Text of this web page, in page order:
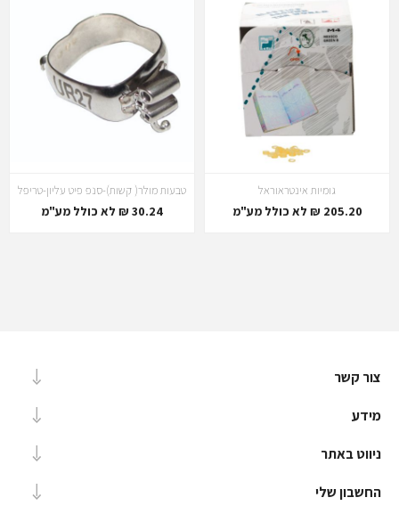
גומיות אינטראוראל
205.20 ₪ לא כולל מע"מ
טבעות מולר( קשות)-סנפ פיט עליון-טריפל
30.24 ₪ לא כולל מע"מ
צור קשר
מידע
ניווט באתר
החשבון שלי